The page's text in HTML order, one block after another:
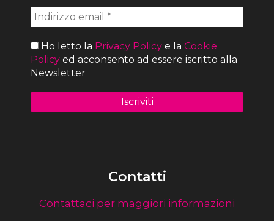
Ho letto la Privacy Policy e la Cookie
Policy ed acconsento ad essere iscritto alla
Newsletter
Contatti
Contattaci per maggiori informazioni